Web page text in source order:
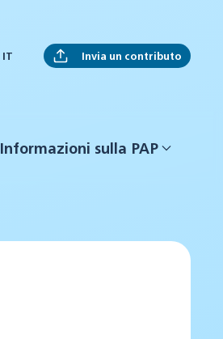
IT Invia un contributo
Informazioni sulla PAP